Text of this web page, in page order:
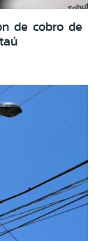
de cobro de